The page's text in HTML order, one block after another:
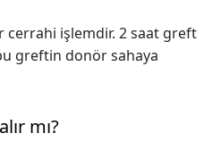
cerrahi işlemdir. 2 saat greft
greftin donör sahaya
mı?